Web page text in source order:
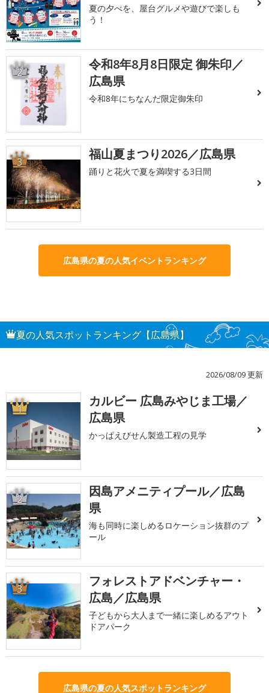
夏の夕べを、屋台グルメや遊びで楽しも
う！
2
令和8年8月8日限定 御朱印／
広島県
令和8年にちなんだ限定御朱印
3 福山夏まつり2026／広島県
踊りと花火で夏を満喫する3日間
広島県の夏の人気イベントランキング
夏の人気スポットランキング【広島県】
2026/08/09 更新
1
カルビー 広島みやじま工場／
広島県
かっぱえびせん製造工程の見学
2
因島アメニティプール／広島
県
海も同時に楽しめるロケーション抜群のプ
ール
3
フォレストアドベンチャー・
広島／広島県
子どもから大人まで一緒に楽しめるアウト
ドアパーク
広島県の夏の人気スポットランキング